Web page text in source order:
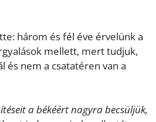
három és fél éve érvelünk a
mellett, mert tudjuk,
és nem a csatatéren van a
a békéért nagyra becsüljük,